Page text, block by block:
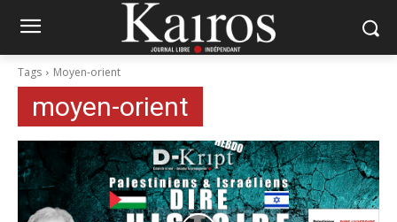
Tags Moyen-orient
moyen-orient